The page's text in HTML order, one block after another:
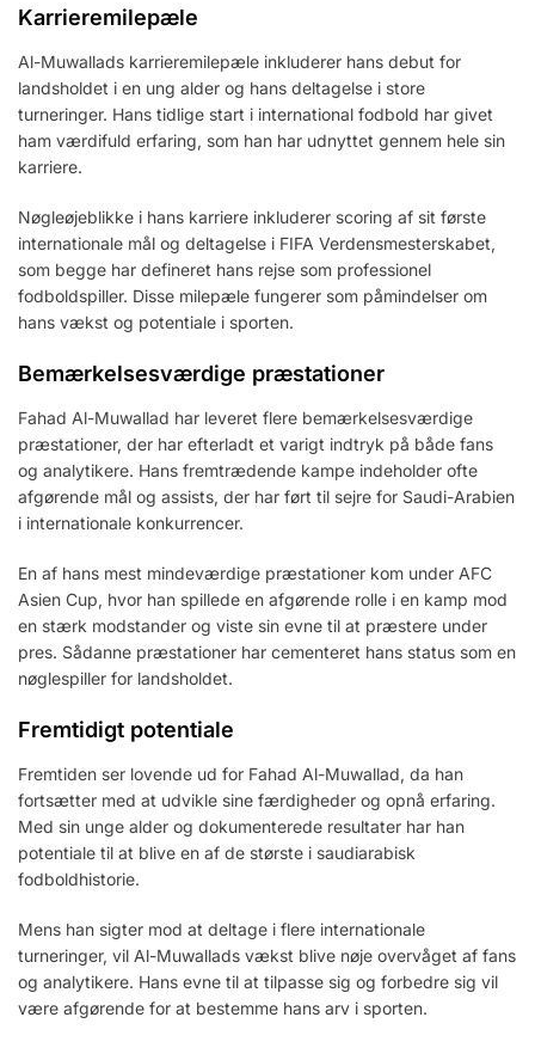
Karrieremilepæle
Al-Muwallads karrieremilepæle inkluderer hans debut for
landsholdet i en ung alder og hans deltagelse i store
turneringer. Hans tidlige start i international fodbold har givet
ham værdifuld erfaring, som han har udnyttet gennem hele sin
karriere.
Nøgleøjeblikke i hans karriere inkluderer scoring af sit første
internationale mål og deltagelse i FIFA Verdensmesterskabet,
som begge har defineret hans rejse som professionel
fodboldspiller. Disse milepæle fungerer som påmindelser om
hans vækst og potentiale i sporten.
Bemærkelsesværdige præstationer
Fahad Al-Muwallad har leveret flere bemærkelsesværdige
præstationer, der har efterladt et varigt indtryk på både fans
og analytikere. Hans fremtrædende kampe indeholder ofte
afgørende mål og assists, der har ført til sejre for Saudi-Arabien
i internationale konkurrencer.
En af hans mest mindeværdige præstationer kom under AFC
Asien Cup, hvor han spillede en afgørende rolle i en kamp mod
en stærk modstander og viste sin evne til at præstere under
pres. Sådanne præstationer har cementeret hans status som en
nøglespiller for landsholdet.
Fremtidigt potentiale
Fremtiden ser lovende ud for Fahad Al-Muwallad, da han
fortsætter med at udvikle sine færdigheder og opnå erfaring.
Med sin unge alder og dokumenterede resultater har han
potentiale til at blive en af de største i saudiarabisk
fodboldhistorie.
Mens han sigter mod at deltage i flere internationale
turneringer, vil Al-Muwallads vækst blive nøje overvåget af fans
og analytikere. Hans evne til at tilpasse sig og forbedre sig vil
være afgørende for at bestemme hans arv i sporten.